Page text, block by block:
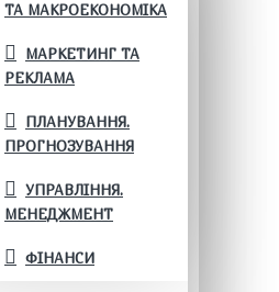
ТА МАКРОЕКОНОМІКА
МАРКЕТИНГ ТА
РЕКЛАМА
ПЛАНУВАННЯ.
ПРОГНОЗУВАННЯ
УПРАВЛІННЯ.
МЕНЕДЖМЕНТ
ФІНАНСИ